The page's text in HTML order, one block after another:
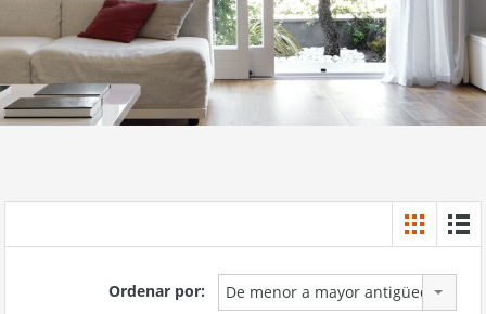
Ordenar por: De menor a mayor antigüedad